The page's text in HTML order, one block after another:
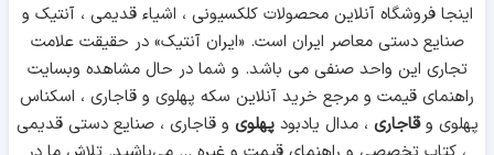
اینجا فروشگاه آنلاین محصولات کلکسیونی ، اشیاء قدیمی ، آنتیک و
صنایع دستی معاصر ایران است. «ایران آنتیک» در حقیقت علامت
تجاری این واحد صنفی می باشد. و شما در حال مشاهده وبسایت
راهنمای قیمت و مرجع خرید آنلاین سکه پهلوی و قاجاری ، اسکناس
پهلوی وقاجاری ، مدال یادبودپهلوی و قاجاری ، صنایع دستی قدیمی